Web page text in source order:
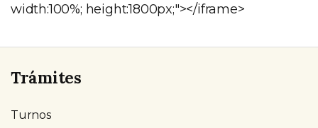
width:100%; height:1800px;"></iframe>
Trámites
Turnos